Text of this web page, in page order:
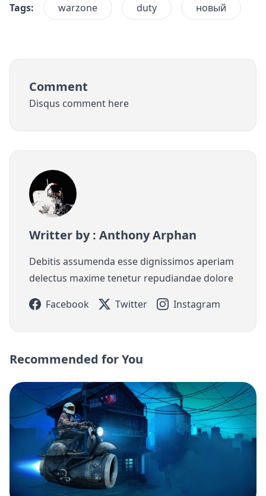
Tags:
warzone duty новый
Comment
Disqus comment here
Writter by : Anthony Arphan
Debitis assumenda esse dignissimos aperiam
delectus maxime tenetur repudiandae dolore
Facebook
Twitter Instagram
Recommended for You